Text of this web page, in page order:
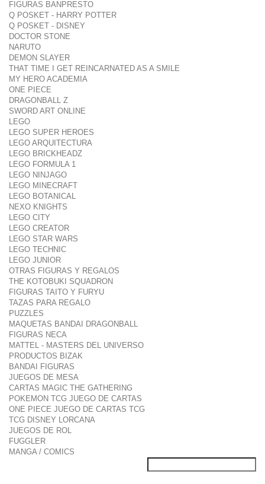
FIGURAS BANPRESTO
Q POSKET - HARRY POTTER
Q POSKET - DISNEY
DOCTOR STONE
NARUTO
DEMON SLAYER
THAT TIME I GET REINCARNATED AS A SMILE
MY HERO ACADEMIA
ONE PIECE
DRAGONBALL Z
SWORD ART ONLINE
LEGO
LEGO SUPER HEROES
LEGO ARQUITECTURA
LEGO BRICKHEADZ
LEGO FORMULA 1
LEGO NINJAGO
LEGO MINECRAFT
LEGO BOTANICAL
NEXO KNIGHTS
LEGO CITY
LEGO CREATOR
LEGO STAR WARS
LEGO TECHNIC
LEGO JUNIOR
OTRAS FIGURAS Y REGALOS
THE KOTOBUKI SQUADRON
FIGURAS TAITO Y FURYU
TAZAS PARA REGALO
PUZZLES
MAQUETAS BANDAI DRAGONBALL
FIGURAS NECA
MATTEL - MASTERS DEL UNIVERSO
PRODUCTOS BIZAK
BANDAI FIGURAS
JUEGOS DE MESA
CARTAS MAGIC THE GATHERING
POKEMON TCG JUEGO DE CARTAS
ONE PIECE JUEGO DE CARTAS TCG
TCG DISNEY LORCANA
JUEGOS DE ROL
FUGGLER
MANGA / COMICS